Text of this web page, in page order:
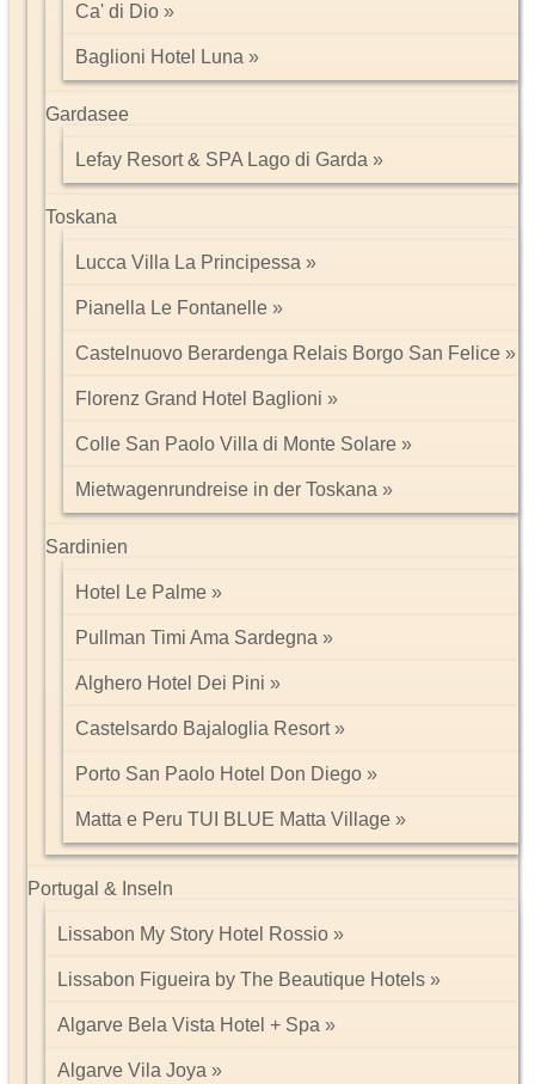
Ca' di Dio
Baglioni Hotel Luna
Gardasee
Lefay Resort & SPA Lago di Garda
Toskana
Lucca Villa La Principessa
Pianella Le Fontanelle
Castelnuovo Berardenga Relais Borgo San Felice
Florenz Grand Hotel Baglioni
Colle San Paolo Villa di Monte Solare
Mietwagenrundreise in der Toskana
Sardinien
Hotel Le Palme
Pullman Timi Ama Sardegna
Alghero Hotel Dei Pini
Castelsardo Bajaloglia Resort
Porto San Paolo Hotel Don Diego
Matta e Peru TUI BLUE Matta Village
Portugal & Inseln
Lissabon My Story Hotel Rossio
Lissabon Figueira by The Beautique Hotels
Algarve Bela Vista Hotel + Spa
Algarve Vila Joya